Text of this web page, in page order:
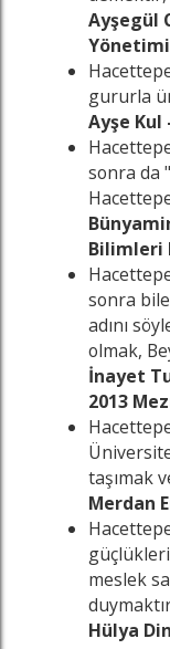
Ayşegül
gururla
Ayşe Kul
sonra da
Bilimleri
sonra
adını
olmak,
İnayet
2013
taşımak
Merdan
meslek
Hülya